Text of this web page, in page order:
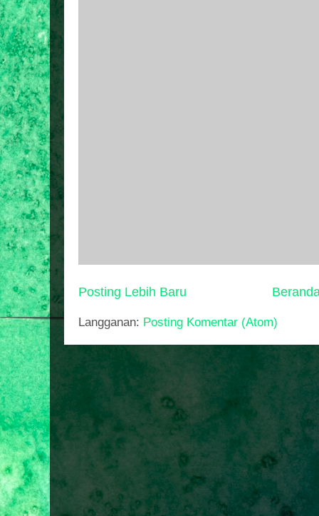
Posting Lebih Baru
Langganan: Posting Komentar (Atom)